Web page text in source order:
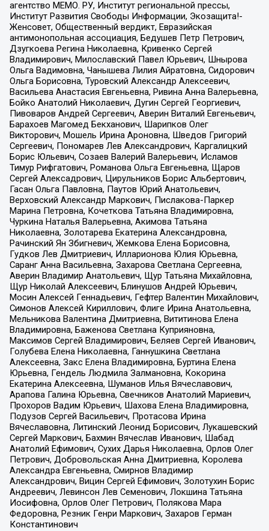
агентство МЕМО. РУ, Институт региональной прессы,
Институт Развития Свободы Информации, Экозащита!-
Женсовет, Общественный вердикт, Евразийская
антимонопольная ассоциация, Бедушев Петр Петрович,
Дзугкоева Регина Николаевна, Кривенко Сергей
Владимирович, Милославский Павел Юрьевич, Шнырова
Ольга Вадимовна, Чанышева Лилия Айратовна, Сидорович
Ольга Борисовна, Туровский Александр Алексеевич,
Васильева Анастасия Евгеньевна, Ривина Анна Валерьевна,
Бойко Анатолий Николаевич, Дугин Сергей Георгиевич,
Пивоваров Андрей Сергеевич, Аверин Виталий Евгеньевич,
Барахоев Магомед Бекханович, Шарипков Олег
Викторович, Мошель Ирина Ароновна, Шведов Григорий
Сергеевич, Пономарев Лев Александрович, Каргалицкий
Борис Юльевич, Созаев Валерий Валерьевич, Исламов
Тимур Рифгатович, Романова Ольга Евгеньевна, Щаров
Сергей Алексадрович, Цирульников Борис Альбертович,
Гасан Ольга Павловна, Паутов Юрий Анатольевич,
Верховский Александр Маркович, Пислакова-Паркер
Марина Петровна, Кочеткова Татьяна Владимировна,
Чуркина Наталья Валерьевна, Акимова Татьяна
Николаевна, Золотарева Екатерина Александровна,
Рачинский Ян Збигневич, Жемкова Елена Борисовна,
Гудков Лев Дмитриевич, Илларионова Юлия Юрьевна,
Саранг Анна Васильевна, Захарова Светлана Сергеевна,
Аверин Владимир Анатольевич, Щур Татьяна Михайловна,
Щур Николай Алексеевич, Блинушов Андрей Юрьевич,
Мосин Алексей Геннадьевич, Гефтер Валентин Михайлович,
Симонов Алексей Кириллович, Флиге Ирина Анатольевна,
Мельникова Валентина Дмитриевна, Вититинова Елена
Владимировна, Баженова Светлана Куприяновна,
Максимов Сергей Владимирович, Беляев Сергей Иванович,
Голубева Елена Николаевна, Ганнушкина Светлана
Алексеевна, Закс Елена Владимировна, Буртина Елена
Юрьевна, Гендель Людмила Залмановна, Кокорина
Екатерина Алексеевна, Шуманов Илья Вячеславович,
Арапова Галина Юрьевна, Свечников Анатолий Мариевич,
Прохоров Вадим Юрьевич, Шахова Елена Владимировна,
Подузов Сергей Васильевич, Протасова Ирина
Вячеславовна, Литинский Леонид Борисович, Лукашевский
Сергей Маркович, Бахмин Вячеслав Иванович, Шабад
Анатолий Ефимович, Сухих Дарья Николаевна, Орлов Олег
Петрович, Добровольская Анна Дмитриевна, Королева
Александра Евгеньевна, Смирнов Владимир
Александрович, Вицин Сергей Ефимович, Золотухин Борис
Андреевич, Левинсон Лев Семенович, Локшина Татьяна
Иосифовна, Орлов Олег Петрович, Полякова Мара
Федоровна, Резник Генри Маркович, Захаров Герман
Константинович